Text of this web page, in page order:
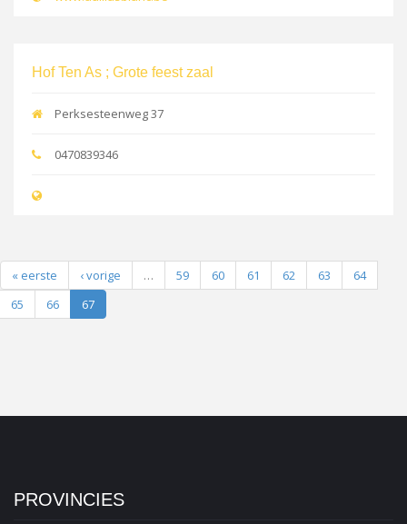
Hof Ten As ; Grote feest zaal
Perksesteenweg 37
0470839346
« eerste ‹ vorige … 59 60 61 62 63
64
65
66 67
PROVINCIES